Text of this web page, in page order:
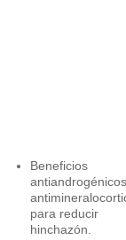
Beneficios
para reducir
hinchazón.